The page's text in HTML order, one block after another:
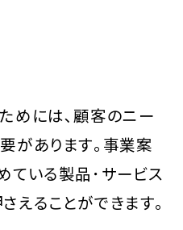
めには､顧客のニー
があります｡事業案
ている製品･サービス
えることができます｡